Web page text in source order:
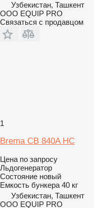
Узбекистан, Ташкент
OOO EQUIP PRO
Связаться с продавцом
1
Brema CB 840A HC
Цена по запросу
Льдогенератор
Состояние новый
Емкость бункера 40 кг
Узбекистан, Ташкент
OOO EQUIP PRO